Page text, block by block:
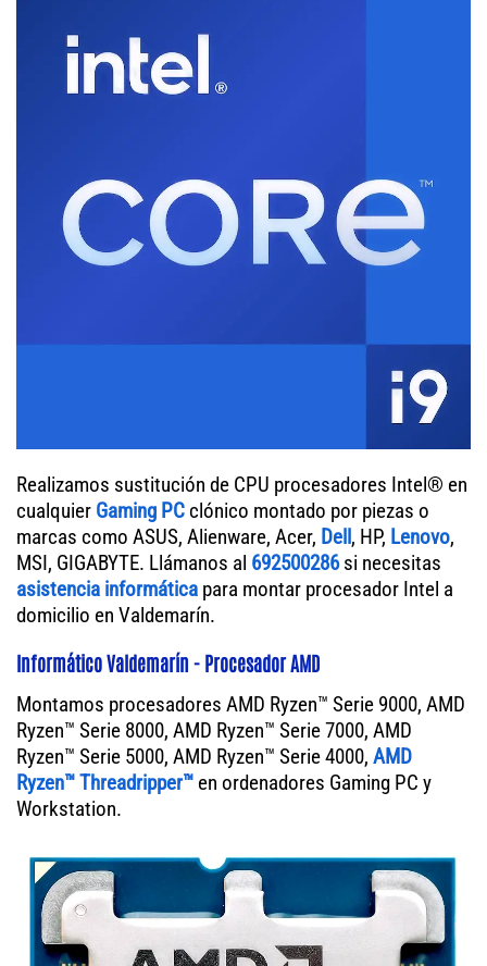
Realizamos sustitución de CPU procesadores Intel® en
cualquier Gaming PC clónico montado por piezas o
marcas como ASUS, Alienware, Acer, Dell, HP, Lenovo,
MSI, GIGABYTE. Llámanos al 692500286si necesitas
asistencia informática para montar procesador Intel a
domicilio en Valdemarín.
Informático Valdemarín - Procesador AMD
Montamos procesadores AMD Ryzen™ Serie 9000, AMD
Ryzen™ Serie 8000, AMD Ryzen™ Serie 7000, AMD
Ryzen™ Serie 5000, AMD Ryzen™ Serie 4000, AMD
Ryzen™ Threadripper™ en ordenadores Gaming PC y
Workstation.